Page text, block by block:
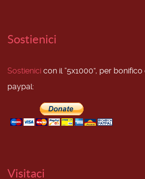
Sostienici
Sostienici con il “5x1000”, per
paypal:
Visitaci